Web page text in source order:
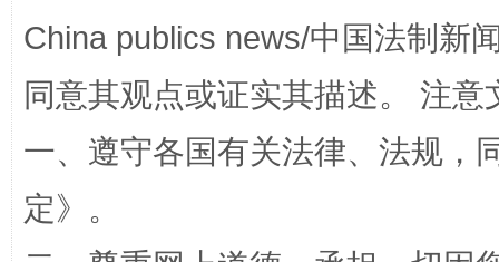
China publics news/中国法制新
同意其观点或证实其描述。 注
一、遵守各国有关法律、法规，
定》。